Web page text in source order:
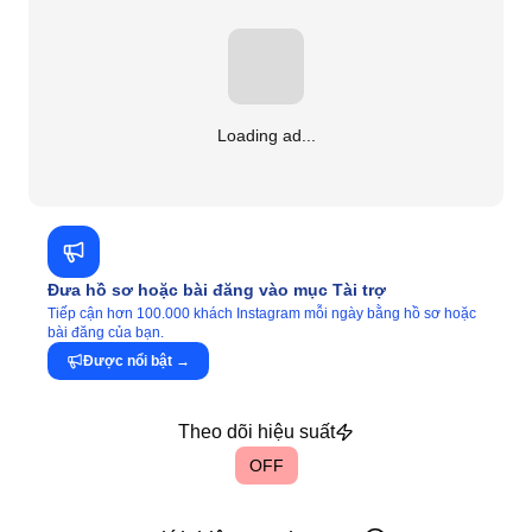
Loading ad...
Đưa hồ sơ hoặc bài đăng vào mục Tài trợ
Tiếp cận hơn 100.000 khách Instagram mỗi ngày bằng hồ sơ hoặc
bài đăng của bạn.
Được nổi bật →
Theo dõi hiệu suất
OFF